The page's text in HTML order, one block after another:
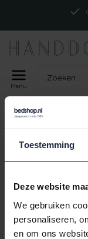
Toestemming
Deze website
We gebruiken
personaliseren,
en om ons
Menu
Home
Geen producten